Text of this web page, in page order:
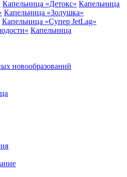
Капельница «Детокс» Капельница
Капельница «Золушка»
Капельница «Супер JetLag»
Капельница
новообразований